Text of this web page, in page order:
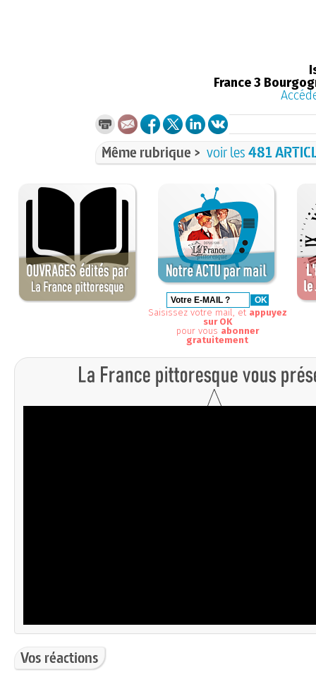
France 3
Même rubrique > voir les481
Saisissez votre mail, et appuyez
sur OK
pour vous abonner
gratuitement
Vos réactions